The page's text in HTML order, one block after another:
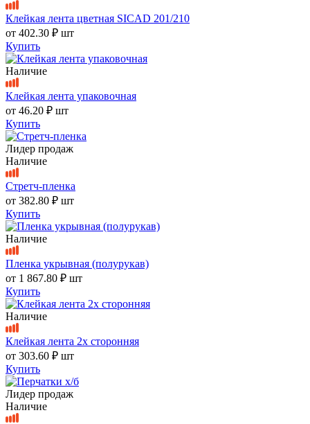
Клейкая лента цветная SICAD 201/210
от 402.30 ₽ шт
Купить
Наличие
Клейкая лента упаковочная
от 46.20 ₽ шт
Купить
Лидер продаж
Наличие
Стретч-пленка
от 382.80 ₽ шт
Купить
Наличие
Пленка укрывная (полурукав)
от 1 867.80 ₽ шт
Купить
Наличие
Клейкая лента 2х сторонняя
от 303.60 ₽ шт
Купить
Лидер продаж
Наличие